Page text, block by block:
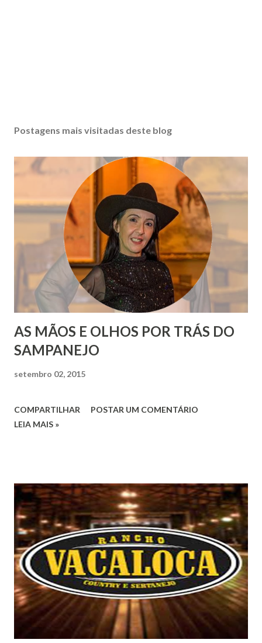
Postagens mais visitadas deste blog
AS MÃOS E OLHOS POR TRÁS DO
SAMPANEJO
setembro 02, 2015
COMPARTILHAR
POSTAR UM COMENTÁRIO
LEIA MAIS »